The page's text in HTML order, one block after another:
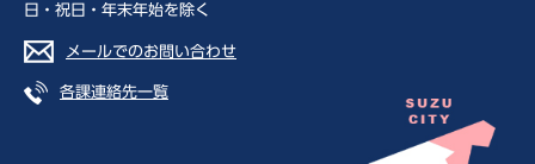
日・祝日・年末年始を除く
メールでのお問い合わせ
各課連絡先一覧